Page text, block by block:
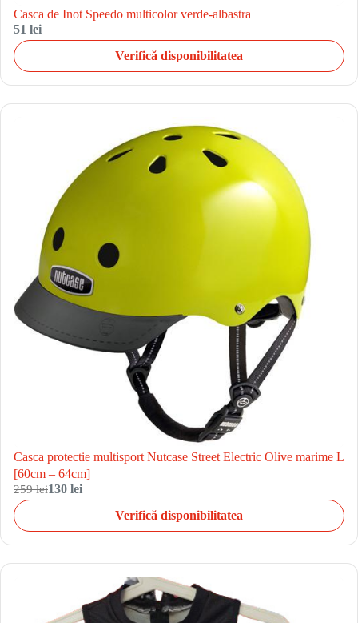
Casca de Inot Speedo multicolor verde-albastra
51 lei
Verifică disponibilitatea
Casca protectie multisport Nutcase Street Electric Olive marime L
[60cm – 64cm]
259 lei130 lei
Verifică disponibilitatea